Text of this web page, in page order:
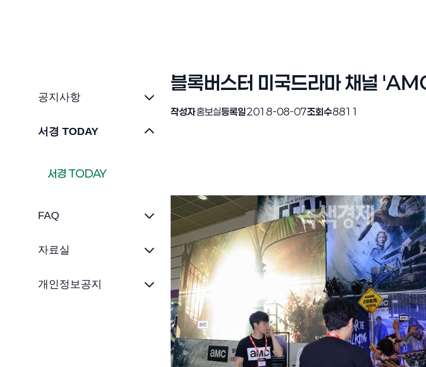
공지사항
서경 TODAY
서경 TODAY
FAQ
자료실
개인정보공지
블록버스터 미국드라마 채널
작성자홍보실등록일2018-08-07조회수8811